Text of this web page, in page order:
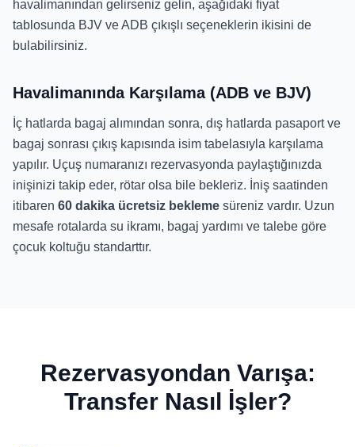
havalimanından gelirseniz gelin, aşağıdaki fiyat
tablosunda BJV ve ADB çıkışlı seçeneklerin ikisini de
bulabilirsiniz.
Havalimanında Karşılama (ADB ve BJV)
İç hatlarda bagaj alımından sonra, dış hatlarda pasaport ve
bagaj sonrası çıkış kapısında isim tabelasıyla karşılama
yapılır. Uçuş numaranızı rezervasyonda paylaştığınızda
inişinizi takip eder, rötar olsa bile bekleriz. İniş saatinden
itibaren 60 dakika ücretsiz bekleme süreniz vardır. Uzun
mesafe rotalarda su ikramı, bagaj yardımı ve talebe göre
çocuk koltuğu standarttır.
Rezervasyondan Varışa:
Transfer Nasıl İşler?